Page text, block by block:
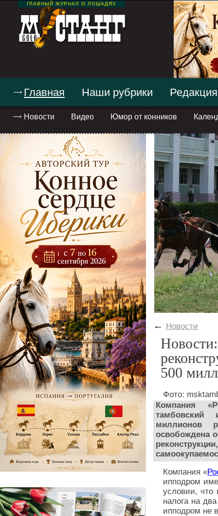
ГЛАВНЫЙ ЖУРНАЛ О ЛОШАДЯХ
Главная
Новости Видео Юмор от конников
Наши рубрики Редакция
← Новости
500
Фото:
Компания
миллионов
освобождена
Компания «
ипподром
условии, что
налога на
ипподром не